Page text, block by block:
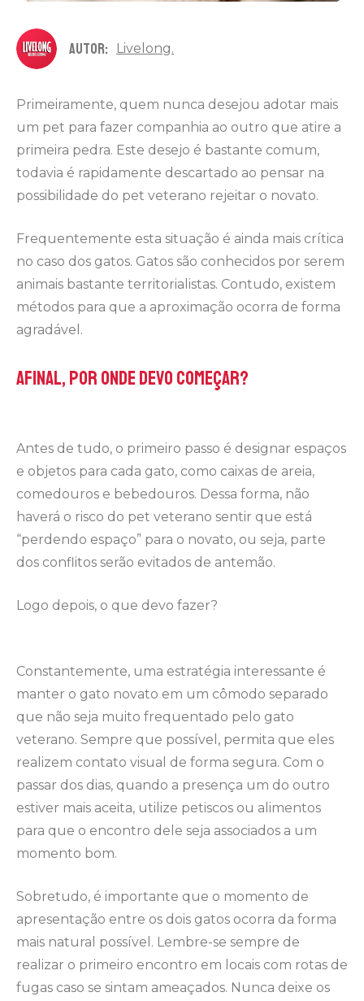
autor: Livelong
Primeiramente, quem nunca desejou adotar mais
um pet para fazer companhia ao outro que atire a
primeira pedra. Este desejo é bastante comum,
todavia é rapidamente descartado ao pensar na
possibilidade do pet veterano rejeitar o novato.
Frequentemente esta situação é ainda mais crítica
no caso dos gatos. Gatos são conhecidos por serem
animais bastante territorialistas. Contudo, existem
métodos para que a aproximação ocorra de forma
agradável.
Afinal, por onde devo começar?
Antes de tudo, o primeiro passo é designar espaços
e objetos para cada gato, como caixas de areia,
comedouros e bebedouros. Dessa forma, não
haverá o risco do pet veterano sentir que está
“perdendo espaço” para o novato, ou seja, parte
dos conflitos serão evitados de antemão.
Logo depois, o que devo fazer?
Constantemente, uma estratégia interessante é
manter o gato novato em um cômodo separado
que não seja muito frequentado pelo gato
veterano. Sempre que possível, permita que eles
realizem contato visual de forma segura. Com o
passar dos dias, quando a presença um do outro
estiver mais aceita, utilize petiscos ou alimentos
para que o encontro dele seja associados a um
momento bom.
Sobretudo, é importante que o momento de
apresentação entre os dois gatos ocorra da forma
mais natural possível. Lembre-se sempre de
realizar o primeiro encontro em locais com rotas de
fugas caso se sintam ameaçados. Nunca deixe os